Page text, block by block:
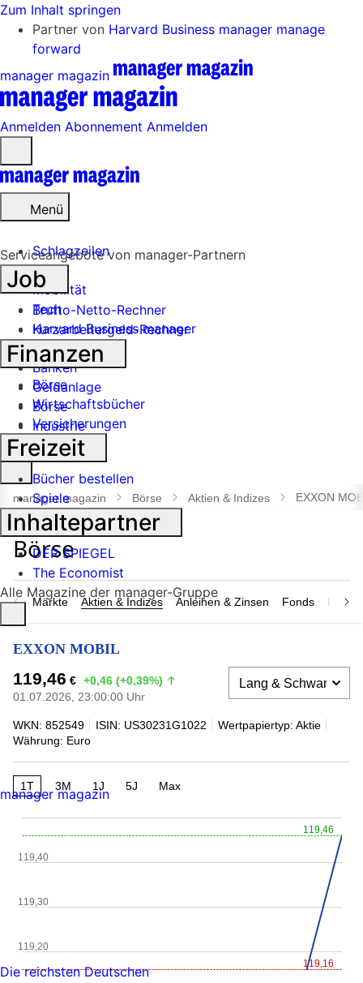
Zum Inhalt springen
Partner von Harvard Business manager manage
forward
manager magazin
Anmelden Abonnement Anmelden
öffnen
Menü
Schlagzeilen
Mobilität
Tech
Harvard Business manager
Handel
Banken
Geldanlage
Börse
Industrie
Suche
öffnen
manager magazin Börse Aktien & Indizes EXXON
Märkte Aktien & Indizes Anleihen & Zinsen Fonds
EXXON MOBIL
119,46 € +0,46 (+0,39%)
01.07.2026, 23:00:00 Uhr
WKN: 852549 ISIN: US30231G1022
Wertpapiertyp: Aktie
Währung: Euro
1T 3M 1J 5J Max
119,46
119,16
119,20
119,30
119,40
Serviceangebote von manager-Partnern
Job
Brutto-Netto-Rechner
Kurzarbeitergeld-Rechner
Finanzen
Börse
Wirtschaftsbücher
Versicherungen
Freizeit
Bücher bestellen
Spiele
Inhaltepartner
DER SPIEGEL
The Economist
Alle Magazine der manager-Gruppe
manager magazin
Die reichsten Deutschen